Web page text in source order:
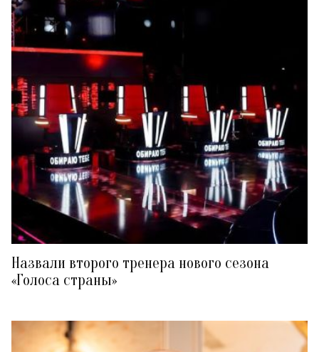
Назвали второго тренера нового сезона
«Голоса страны»